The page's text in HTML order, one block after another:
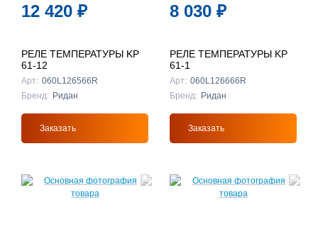
12 420 ₽
РЕЛЕ ТЕМПЕРАТУРЫ KP
61-12
Арт: 060L126566R
Бренд: Ридан
Заказать
8 030 ₽
РЕЛЕ ТЕМПЕРАТУРЫ KP
61-1
Арт: 060L126666R
Бренд: Ридан
Заказать